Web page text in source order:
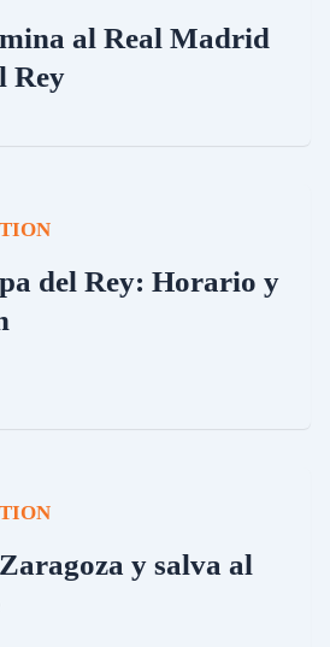
al Real Madrid
Rey
del Rey: Horario y
y salva al